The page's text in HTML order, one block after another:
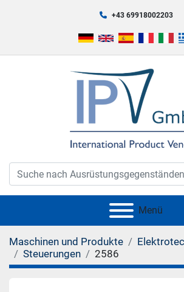
+43 69918002203
Menü
Maschinen und Produkte
Steuerungen
2586